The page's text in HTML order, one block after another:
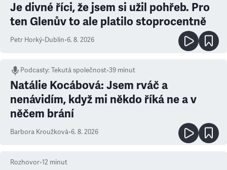
Je divné říci, že jsem si užil pohřeb. Pro
ten Glenův to ale platilo stoprocentně
Petr Horký•Dublin•6. 8. 2026
Podcasty:Tekutá společnost•39 minut
Natálie Kocábová: Jsem rváč a
nenávidím, když mi někdo říká ne a v
něčem brání
Barbora Kroužková•6. 8. 2026
Rozhovor•12 minut